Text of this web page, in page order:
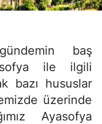
baş
ile ilgili
bazı hususlar
üzerinde
Ayasofya